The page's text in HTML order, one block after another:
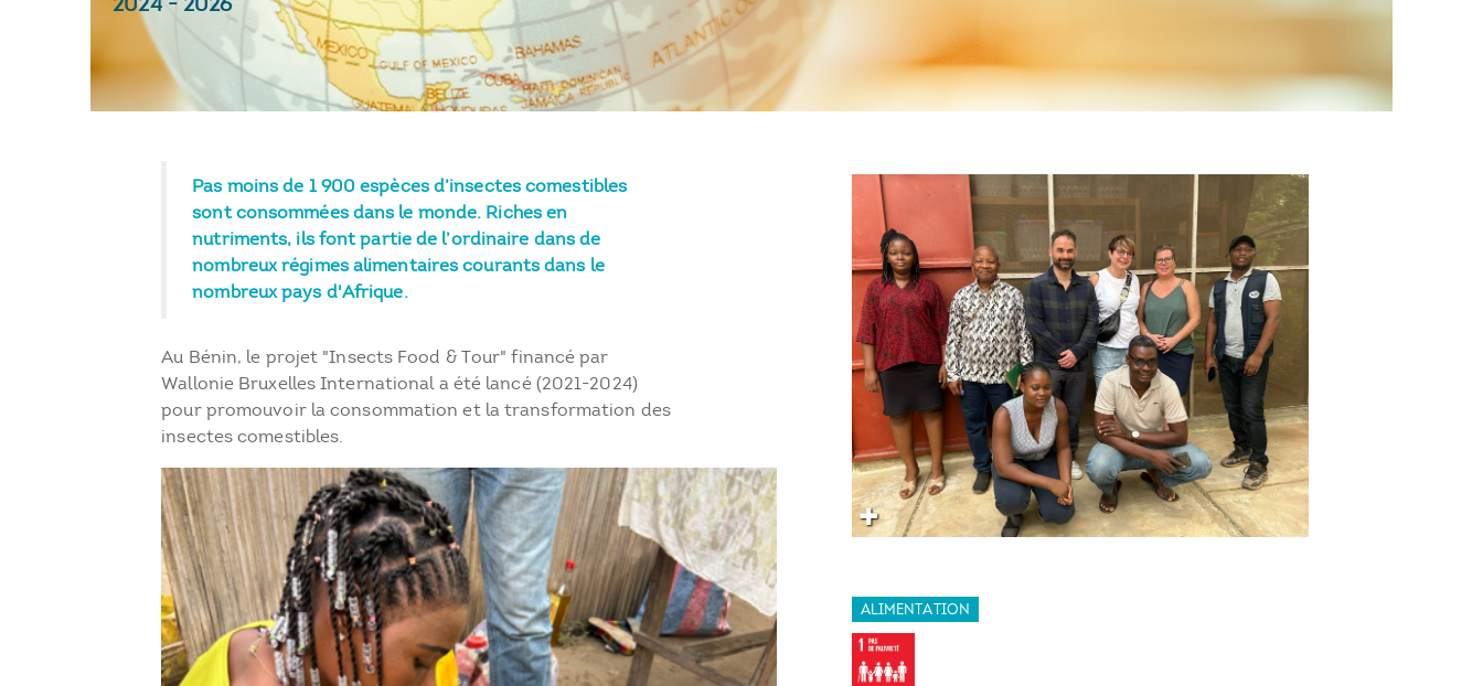
Pas moins de 1 900 espèces d’insectes comestibles
sont consommées dans le monde. Riches en
nutriments, ils font partie de l’ordinaire dans de
nombreux régimes alimentaires courants dans le
nombreux pays d'Afrique.
Au Bénin, le projet "Insects Food & Tour" financé par
Wallonie Bruxelles International a été lancé (2021-2024)
pour promouvoir la consommation et la transformation des
insectes comestibles.
ALIMENTATION